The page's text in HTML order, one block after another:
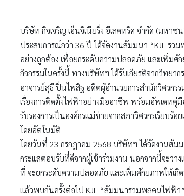
บริษัท กิจเจริญ เอ็นจิเนียริ่ง อีเลคทริค จำกัด (มหา
ประสบการณ์กว่า 36 ปี ได้จัดงานสัมมนา “KJL รว
อย่างถูกต้อง เพื่อยกระดับความปลอดภัย และเพิ่ม
กิจกรรมในครั้งนี้ ทางบริษัทฯ ได้รับเกียรติจากวิทย
อาจารย์สุธี ปิ่นไพสิฐ อดีตผู้อำนวยการสำนักวิศวกรร
เรื่องการติดตั้งไฟฟ้าอย่างมืออาชีพ พร้อมอัพเดทคู่
รับรองการเป็นองค์กรแม่ข่ายจากสภาวิศวกรเรียบร้
โดยอัตโนมัติ
โดยวันที่ 23 กรกฎาคม 2568 บริษัทฯ ได้จัดงานสัม
กระแสตอบรับที่ดีจากผู้เข้าร่วมงาน นอกจากนี้จะว
ที่ จะยกระดับความปลอดภัย และเพิ่มศักยภาพให้เกิ
แล้วพบกันครั้งต่อไป KJL “สัมมนารวมพลคนไฟฟ้า